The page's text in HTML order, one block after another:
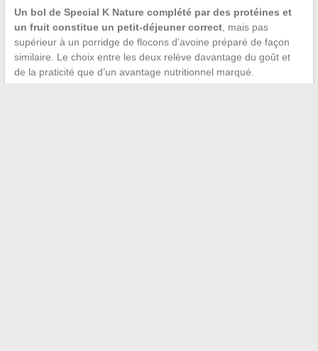
Un bol de Special K Nature complété par des protéines et
un fruit constitue un petit-déjeuner correct, mais pas
supérieur à un porridge de flocons d’avoine préparé de façon
similaire. Le choix entre les deux relève davantage du goût et
de la praticité que d’un avantage nutritionnel marqué.